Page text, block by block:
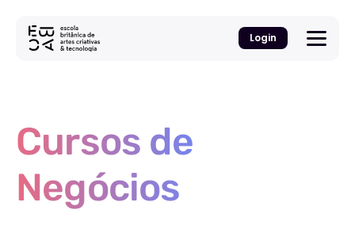
Login
Cursos de
Negócios